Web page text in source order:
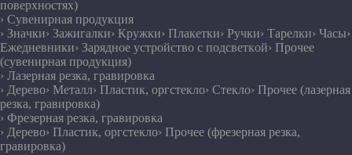
поверхностях)
› Сувенирная продукция
› Значки› Зажигалки› Кружки› Плакетки› Ручки› Тарелки› Часы›
Ежедневники› Зарядное устройство с подсветкой› Прочее
(сувенирная продукция)
› Лазерная резка, гравировка
› Дерево› Металл› Пластик, оргстекло› Стекло› Прочее (лазерная
резка, гравировка)
› Фрезерная резка, гравировка
› Дерево› Пластик, оргстекло› Прочее (фрезерная резка,
гравировка)